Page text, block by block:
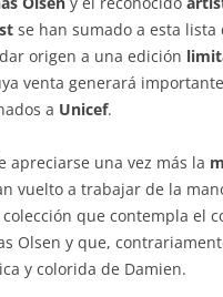
se han sumado a esta lista
origen a una edición
venta generará
a Unicef.
apreciarse una vez más la
vuelto a trabajar de la
colección que contempla el
Olsen y que,
y colorida de Damien.